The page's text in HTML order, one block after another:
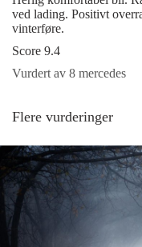
ved lading. Positivt
vinterføre.
Score 9.4
Vurdert av 8 mercedes
Flere vurderinger